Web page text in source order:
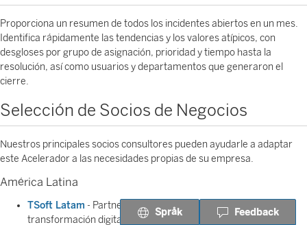
Proporciona un resumen de todos los incidentes abiertos en un mes.
Identifica rápidamente las tendencias y los valores atípicos, con
desgloses por grupo de asignación, prioridad y tiempo hasta la
resolución, así como usuarios y departamentos que generaron el
cierre.
Selección de Socios de Negocios
Nuestros principales socios consultores pueden ayudarle a adaptar
este Acelerador a las necesidades propias de su empresa.
América Latina
TSoft Latam - Partner regional que le ayuda a impulsar la
transformación digital de su empresa mediante el análisis de
Språk Feedback